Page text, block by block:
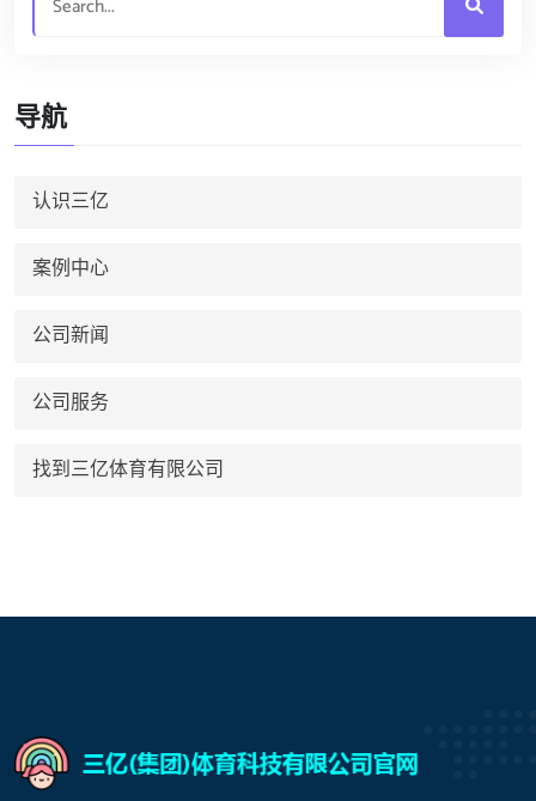
导航
认识三亿
案例中心
公司新闻
公司服务
找到三亿体育有限公司